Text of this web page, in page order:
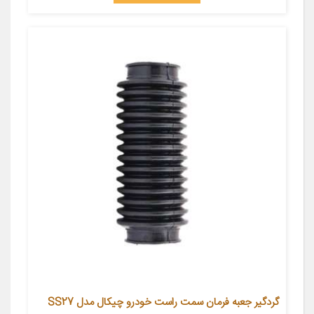
گردگیر جعبه فرمان سمت راست خودرو چیکال مدل SS27